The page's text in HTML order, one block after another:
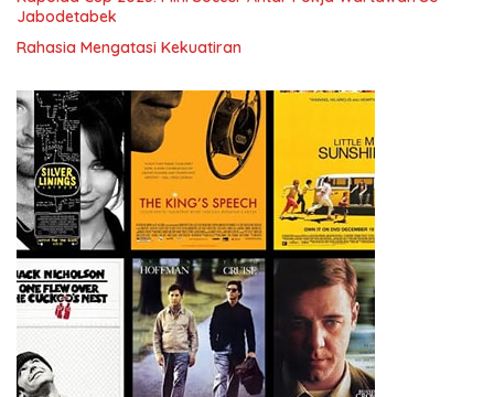
Jabodetabek
Rahasia Mengatasi Kekuatiran